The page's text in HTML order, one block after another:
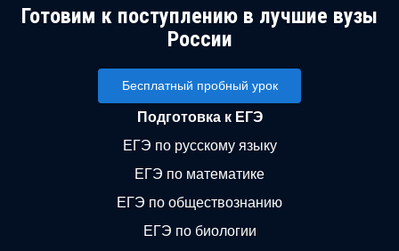
Готовим к поступлению в лучшие вузы
России
Бесплатный пробный урок
Подготовка к ЕГЭ
ЕГЭ по русскому языку
ЕГЭ по математике
ЕГЭ по обществознанию
ЕГЭ по биологии